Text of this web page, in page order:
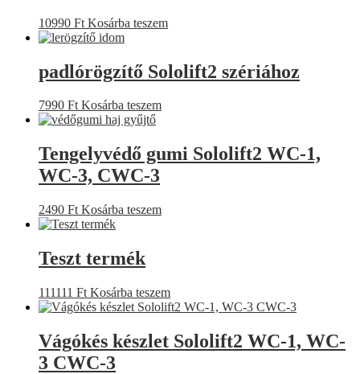
10990 Ft Kosárba teszem
padlórögzítő Sololift2 szériához
7990 Ft Kosárba teszem
Tengelyvédő gumi Sololift2 WC-1,
WC-3, CWC-3
2490 Ft Kosárba teszem
Teszt termék
111111 Ft Kosárba teszem
Vágókés készlet Sololift2 WC-1, WC-
3 CWC-3